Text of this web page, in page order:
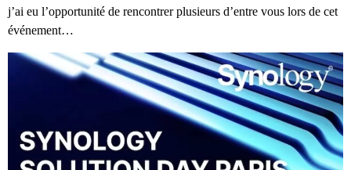
j’ai eu l’opportunité de rencontrer plusieurs d’entre vous lors de cet
événement…